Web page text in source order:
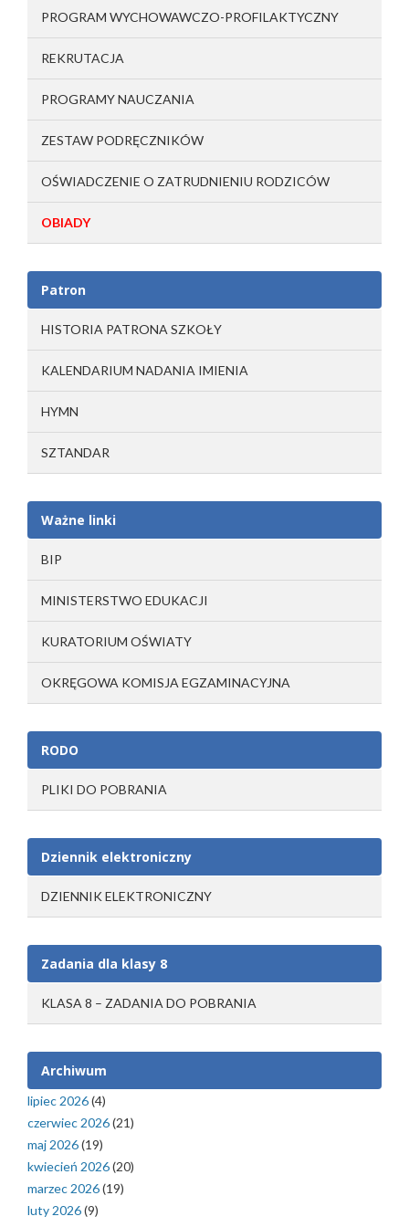
PROGRAM WYCHOWAWCZO-PROFILAKTYCZNY
REKRUTACJA
PROGRAMY NAUCZANIA
ZESTAW PODRĘCZNIKÓW
OŚWIADCZENIE O ZATRUDNIENIU RODZICÓW
OBIADY
Patron
HISTORIA PATRONA SZKOŁY
KALENDARIUM NADANIA IMIENIA
HYMN
SZTANDAR
Ważne linki
BIP
MINISTERSTWO EDUKACJI
KURATORIUM OŚWIATY
OKRĘGOWA KOMISJA EGZAMINACYJNA
RODO
PLIKI DO POBRANIA
Dziennik elektroniczny
DZIENNIK ELEKTRONICZNY
Zadania dla klasy 8
KLASA 8 – ZADANIA DO POBRANIA
Archiwum
lipiec 2026(4)
czerwiec 2026(21)
maj 2026(19)
kwiecień 2026(20)
marzec 2026(19)
luty 2026(9)